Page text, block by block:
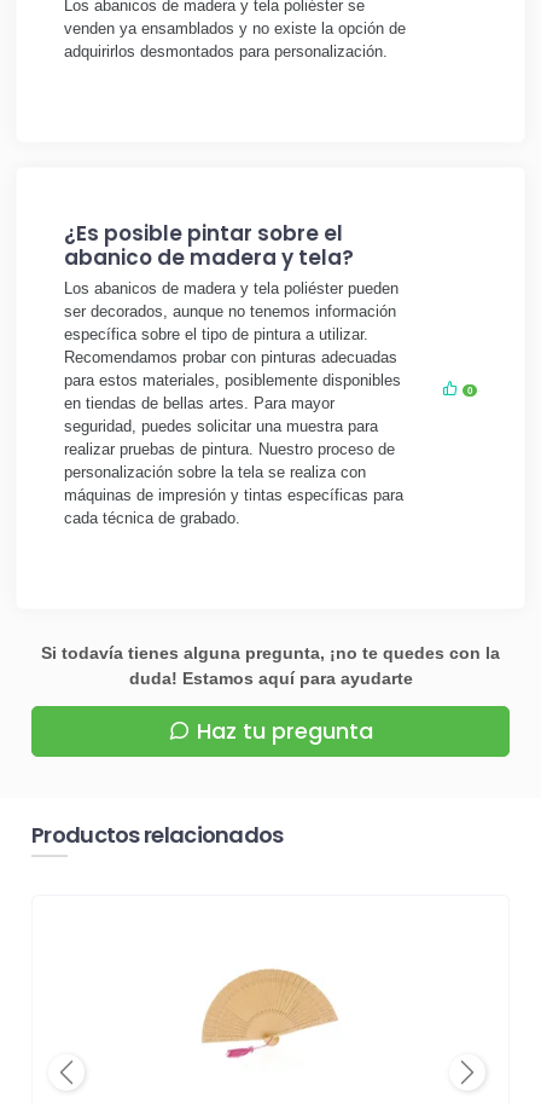
Los abanicos de madera y tela poliéster se
venden ya ensamblados y no existe la opción de
adquirirlos desmontados para personalización.
¿Es posible pintar sobre el
abanico de madera y tela?
Los abanicos de madera y tela poliéster pueden
ser decorados, aunque no tenemos información
específica sobre el tipo de pintura a utilizar.
Recomendamos probar con pinturas adecuadas
para estos materiales, posiblemente disponibles
en tiendas de bellas artes. Para mayor
seguridad, puedes solicitar una muestra para
realizar pruebas de pintura. Nuestro proceso de
personalización sobre la tela se realiza con
máquinas de impresión y tintas específicas para
cada técnica de grabado.
0
Si todavía tienes alguna pregunta, ¡no te quedes con la
duda! Estamos aquí para ayudarte
Haz tu pregunta
Productos relacionados
Previous Next